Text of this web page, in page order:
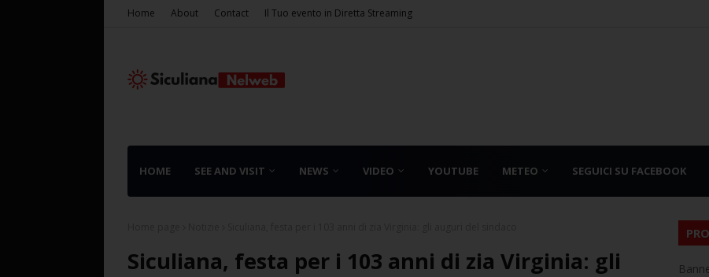
Home About Contact Il Tuo evento in Diretta Streaming
HOME SEE AND VISIT NEWS VIDEO YOUTUBE METEO SEGUICI SU FACEBOOK
Siculiana, festa per i 103 anni di zia Virginia: gli